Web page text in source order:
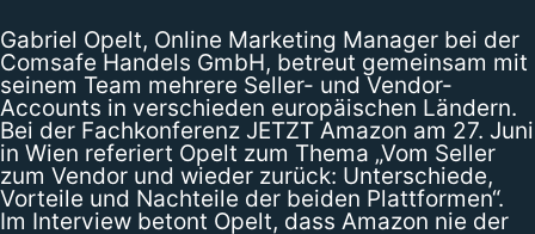
Gabriel Opelt, Online Marketing Manager bei der
Comsafe Handels GmbH, betreut gemeinsam mit
seinem Team mehrere Seller- und Vendor-
Accounts in verschieden europäischen Ländern.
Bei der Fachkonferenz JETZT Amazon am 27. Juni
in Wien referiert Opelt zum Thema „Vom Seller
zum Vendor und wieder zurück: Unterschiede,
Vorteile und Nachteile der beiden Plattformen“.
Im Interview betont Opelt, dass Amazon nie der